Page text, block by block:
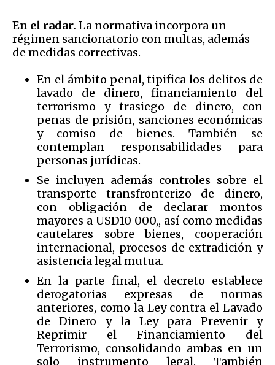
En el radar. La normativa incorpora un
régimen sancionatorio con multas, además
de medidas correctivas.
En el ámbito penal, tipifica los delitos de
lavado de dinero, financiamiento del
terrorismo y trasiego de dinero, con
penas de prisión, sanciones económicas
y comiso de bienes. También se
contemplan responsabilidades para
personas jurídicas.
Se incluyen además controles sobre el
transporte transfronterizo de dinero,
con obligación de declarar montos
mayores a USD10 000,, así como medidas
cautelares sobre bienes, cooperación
internacional, procesos de extradición y
asistencia legal mutua.
En la parte final, el decreto establece
derogatorias expresas de normas
anteriores, como la Ley contra el Lavado
de Dinero y la Ley para Prevenir y
Reprimir el Financiamiento del
Terrorismo, consolidando ambas en un
solo instrumento legal. También